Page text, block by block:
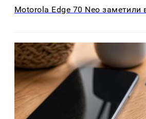
Motorola Edge 70 Neo заметили